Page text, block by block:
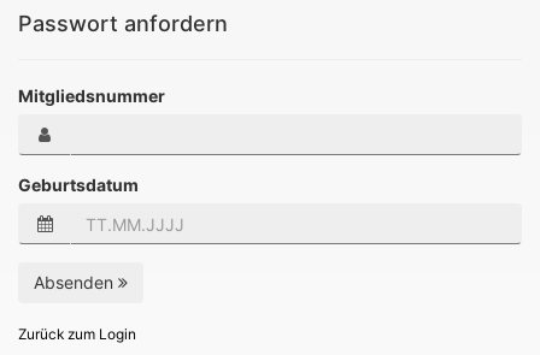
Passwort anfordern
Mitgliedsnummer
Geburtsdatum
Absenden
Zurück zum Login